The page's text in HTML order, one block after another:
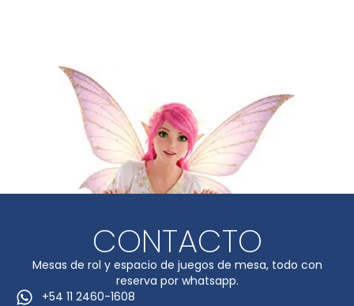
CONTACTO
Mesas de rol y espacio de juegos de mesa, todo con
reserva por whatsapp.
+54 11 2460-1608